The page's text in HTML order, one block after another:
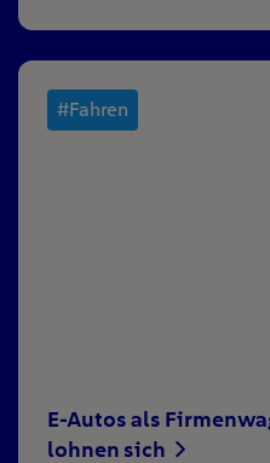
#Fahren
E-Autos als
lohnen sich